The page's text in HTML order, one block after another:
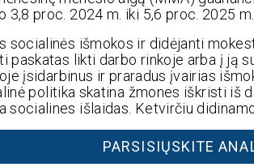
3,8 proc. 2024 m. iki 5,6 proc. 2025 m.
socialinės išmokos ir didėjanti
paskatas likti darbo rinkoje arba į ją
įsidarbinus ir praradus įvairias
politika skatina žmones iškristi iš
socialines išlaidas. Ketvirčiu
PARSISIŲSKITE